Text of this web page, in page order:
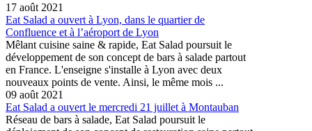
17 août 2021
Eat Salad a ouvert à Lyon, dans le quartier de
Confluence et à l’aéroport de Lyon
Mêlant cuisine saine & rapide, Eat Salad poursuit le
développement de son concept de bars à salade partout
en France. L'enseigne s'installe à Lyon avec deux
nouveaux points de vente. Ainsi, le même mois ...
09 août 2021
Eat Salad a ouvert le mercredi 21 juillet à Montauban
Réseau de bars à salade, Eat Salad poursuit le